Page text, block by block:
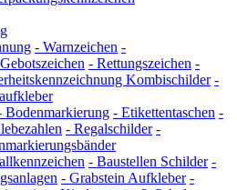
- Warnzeichen -
Gebotszeichen - Rettungszeichen -
Kombischilder -
Bodenmarkierung - Etikettentaschen -
- Regalschilder -
- Baustellen Schilder -
- Grabstein Aufkleber -